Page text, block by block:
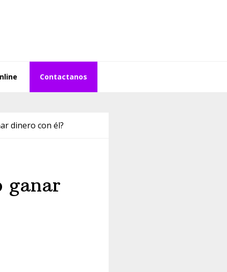
Contactanos
dinero con él?
ganar